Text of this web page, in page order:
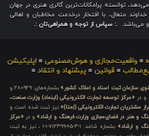
می‌دهد، توانسته پرامکانات‌ترین گالری هنری در جهان
متعال، با افتخار درخدمت مخاطبان و اهالی
می‌باشد. .: سپاس از توجه و همراهی‌تان :.
≡ واقعیت‌مجازی و هوش‌مصنوعی ≡ اپلیکیشن
≡قوانین ≡پیشنهاد و انتقاد ≡
سازمان ثبت اسناد و املاک کشور»
بشماره‌های: ۲۸۰۹۲۹ و
«مرکز توسعه تجارت الکترونیکی (اینماد) وزارت صنعت،
مشتریان تجارت الکترونیکی (اِمتا)» نیز ثبت شده است و
و هنر در فضای‌مجازی وزارت فرهنگ و ارشاد» و در«مرکز
و ارشاد»
بشماره شامَد: ۱-۳-۶۵-۷۱۲۳۹۹-۱-۱ ، نیز به ثبت